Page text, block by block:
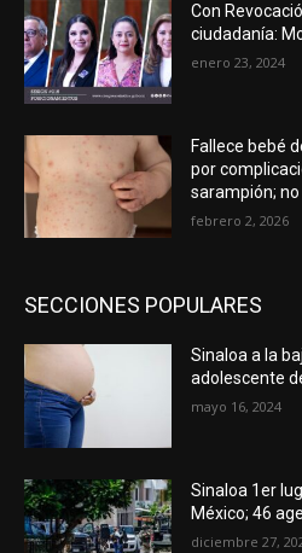
Con
ciudadanía:
enero 23, 2024
Fallece bebé
por
sarampión;
febrero 2, 2026
SECCIONES POPULARES
Sinaloa a la
adolescente
mayo 16, 2024
Sinaloa 1er
México; 46
diciembre 27,